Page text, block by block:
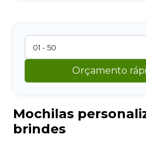
Orçamento
Mochilas
brindes